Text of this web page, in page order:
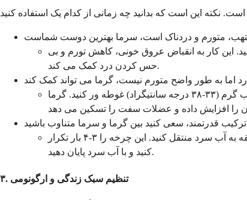
است، به مدت ۱۵-۲۰ دقیقه روی مچ دست خود قرار دهید. این کار به انقباض عروق خونی، کاهش تورم و بی
حس کردن درد کمک می کند.
قبل از انجام کشش های ملایم، از یک پد گرم کننده در درجه پایین استفاده کنید یا دست و مچ دست خود را به مدت ۱۵ دقیقه در آب گرم (۳۳-۳۸ درجه سانتیگراد) غوطه ور کنید. گرما
دو لگن آب، یکی گرم و یکی سرد آماده کنید. مچ دست خود را به مدت ۳ دقیقه در آب گرم فرو ببرید، سپس بلافاصله به مدت ۱ دقیقه به آب سرد منتقل کنید. این چرخه را ۳-۴ بار تکرار
کنید و با آب سرد پایان دهید.
۳. تنظیم سبک زندگی و ارگونومی